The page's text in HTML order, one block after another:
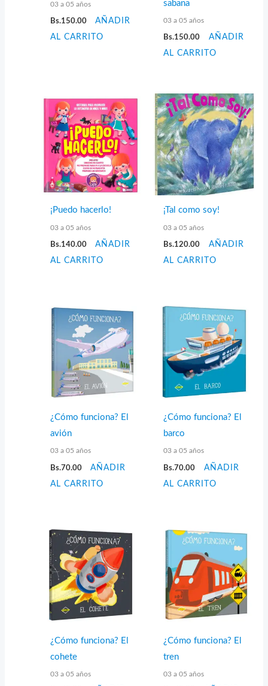
03 a 05 años
Bs.150.00
AÑADIR
AL CARRITO
sabana
03 a 05 años
Bs.150.00
AÑADIR
AL CARRITO
¡Puedo hacerlo!
03 a 05 años
Bs.140.00
AÑADIR
AL CARRITO
¡Tal como soy!
03 a 05 años
Bs.120.00
AÑADIR
AL CARRITO
¿Cómo funciona? El
avión
03 a 05 años
Bs.70.00
AÑADIR
AL CARRITO
¿Cómo funciona? El
barco
03 a 05 años
Bs.70.00
AÑADIR
AL CARRITO
¿Cómo funciona? El
cohete
03 a 05 años
¿Cómo funciona? El
tren
03 a 05 años